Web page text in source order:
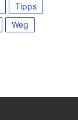
Tipps
Weg